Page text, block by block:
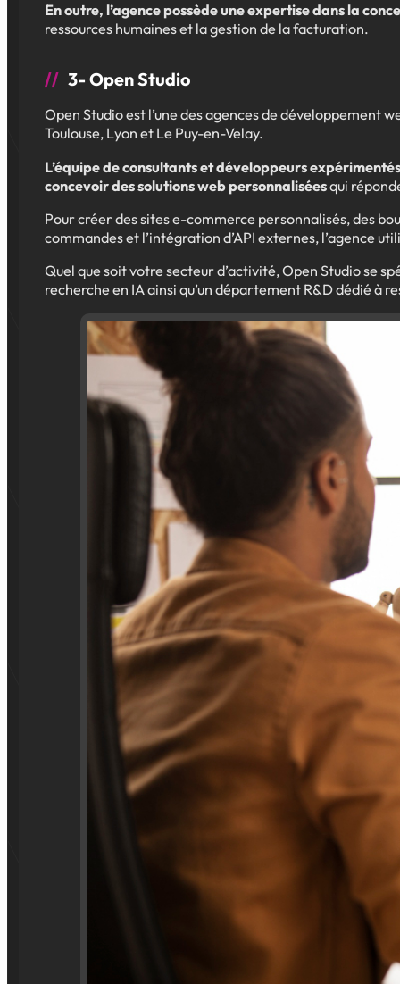
En outre, l’agence possède une expertise dans la
ressources humaines et la gestion de la facturation.
3- Open Studio
Open Studio est l’une des agences de développement
Toulouse, Lyon et Le Puy-en-Velay.
L’équipe de consultants et développeurs
concevoir des solutions web personnaliséesqui
Pour créer des sites e-commerce personnalisés, des
commandes et l’intégration d’API externes, l’agence
Quel que soit votre secteur d’activité, Open Studio se
recherche en IA ainsi qu’un département R&D dédié à